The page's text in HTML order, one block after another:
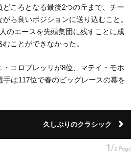
ころとなる最後2つの丘まで、チー
ら良いポジションに送り込むこと。
のエースを先頭集団に残すことに成
ことができなかった。
コロブレッリが8位、マテイ・モホ
手は117位で春のビッグレースの幕を
久しぶりのクラシック
1/2 Page